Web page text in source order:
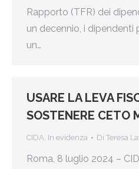
Rapporto (TFR) dei
un decennio, i dipendenti
un…
USARE LA LEVA
SOSTENERE CETO
CIDA, In evidenza Di Teresa
Roma, 8 luglio 2024 –